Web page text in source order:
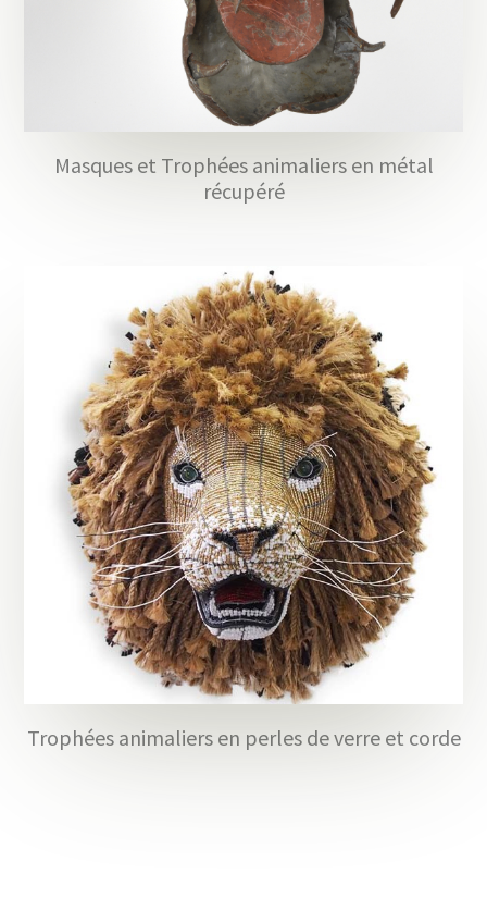
Masques et Trophées animaliers en métal
récupéré
Trophées animaliers en perles de verre et corde